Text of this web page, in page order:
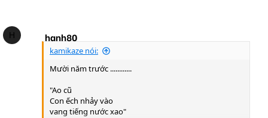
H hanh80
kamikaze nói:
Mười năm trước ............
"Ao cũ
Con ếch nhảy vào
vang tiếng nước xao"